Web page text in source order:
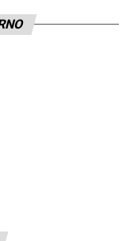
sta
E per un
che serve e